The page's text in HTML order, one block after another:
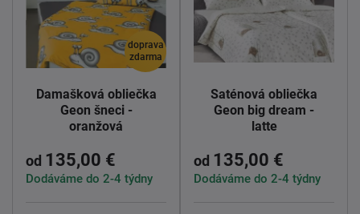
doprava
zdarma
Damašková obliečka
Geon šneci -
oranžová
od 135,00 €
Dodáváme do 2-4 týdny
Saténová obliečka
Geon big dream -
latte
od 135,00 €
Dodáváme do 2-4 týdny